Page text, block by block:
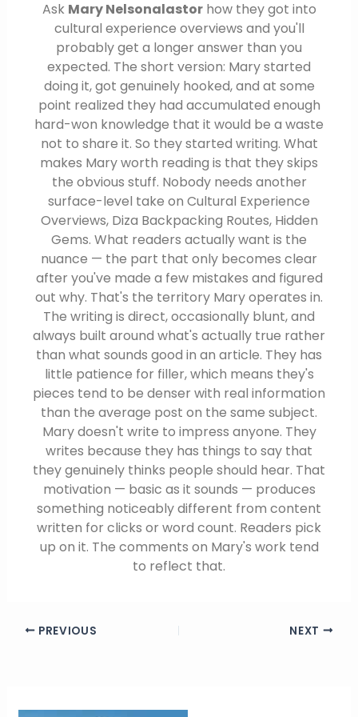
Ask Mary Nelsonalastorhow they got into
cultural experience overviews and you'll
probably get a longer answer than you
expected. The short version: Mary started
doing it, got genuinely hooked, and at some
point realized they had accumulated enough
hard-won knowledge that it would be a waste
not to share it. So they started writing. What
makes Mary worth reading is that they skips
the obvious stuff. Nobody needs another
surface-level take on Cultural Experience
Overviews, Diza Backpacking Routes, Hidden
Gems. What readers actually want is the
nuance — the part that only becomes clear
after you've made a few mistakes and figured
out why. That's the territory Mary operates in.
The writing is direct, occasionally blunt, and
always built around what's actually true rather
than what sounds good in an article. They has
little patience for filler, which means they's
pieces tend to be denser with real information
than the average post on the same subject.
Mary doesn't write to impress anyone. They
writes because they has things to say that
they genuinely thinks people should hear. That
motivation — basic as it sounds — produces
something noticeably different from content
written for clicks or word count. Readers pick
up on it. The comments on Mary's work tend
to reflect that.
PREVIOUS NEXT